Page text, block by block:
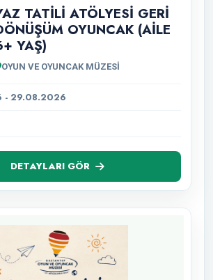
TATİLİ ATÖLYESİ GERİ
OYUNCAK (AİLE
YAŞ)
OYUN VE OYUNCAK MÜZESİ
- 29.08.2026
DETAYLARI GÖR